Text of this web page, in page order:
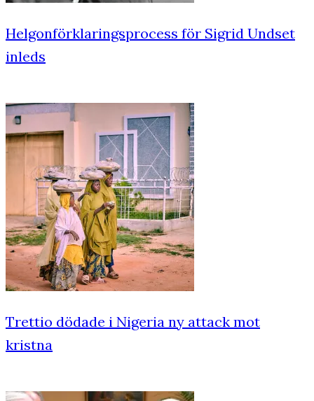
Helgonförklaringsprocess för Sigrid Undset
inleds
Trettio dödade i Nigeria ny attack mot
kristna